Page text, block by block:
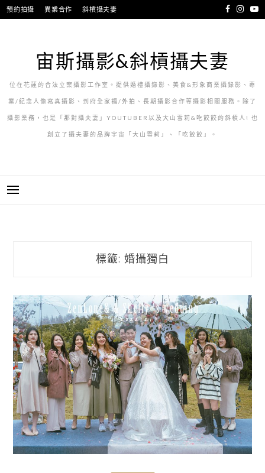
跳
至
預約拍攝 異業合作 斜槓攝夫妻
宙斯攝影&斜槓攝夫妻
位在花蓮的合法立案攝影工作室。提供婚禮攝錄影、美食&形象商業攝錄影、專
業/紀念人像寫真攝影、到府全家福/外拍、長期攝影合作等攝影相關服務。除了
攝影業務，也是「那對攝夫妻」YOUTUBER以及大山雪莉&吃餃餃的斜槓人! 也
創立了攝夫妻的品牌宇宙「大山雪莉」、「吃餃餃」。
標籤: 婚攝獨白